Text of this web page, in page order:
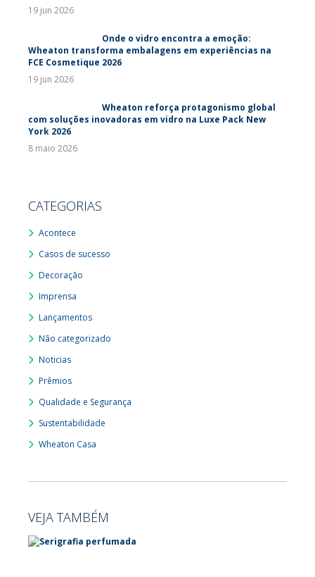
19 jun 2026
Onde o vidro encontra a emoção:
Wheaton transforma embalagens em experiências na
FCE Cosmetique 2026
19 jun 2026
Wheaton reforça protagonismo global
com soluções inovadoras em vidro na Luxe Pack New
York 2026
8 maio 2026
CATEGORIAS
Acontece
Casos de sucesso
Decoração
Imprensa
Lançamentos
Não categorizado
Noticias
Prêmios
Qualidade e Segurança
Sustentabilidade
Wheaton Casa
VEJA TAMBÉM